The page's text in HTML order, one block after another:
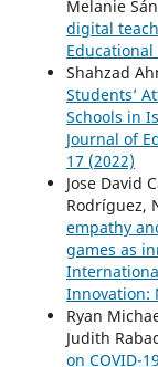
Melanie
digital
Shahzad
Students’
Schools in
Journal of
17 (2022)
Jose David
Rodríguez,
empathy
games as
Innovation:
Ryan
Judith
on COVID-